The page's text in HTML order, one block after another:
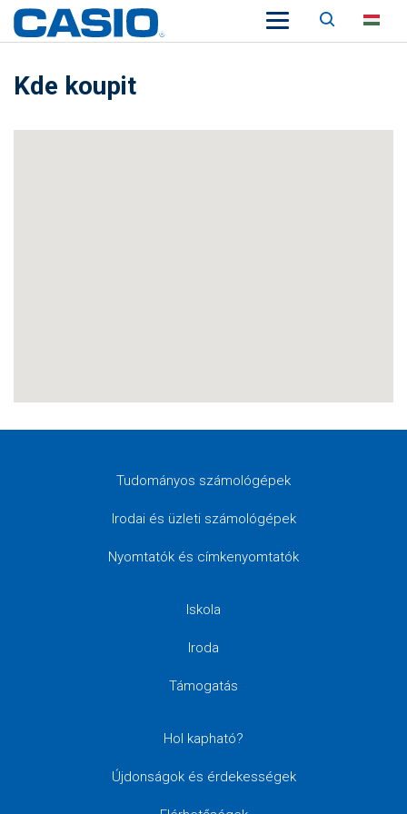
Keresés
Kde koupit
Tudományos számológépek
Irodai és üzleti számológépek
Nyomtatók és címkenyomtatók
Iskola
Iroda
Támogatás
Hol kapható?
Újdonságok és érdekességek